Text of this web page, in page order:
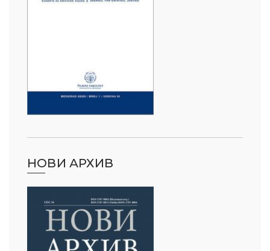
НОВИ АРХИВ